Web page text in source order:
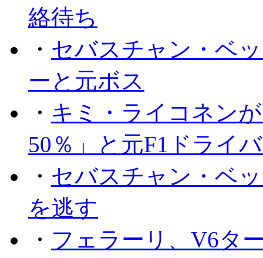
絡待ち
・ セバスチャン・ベ
ーと元ボス
・ キミ・ライコネン
50％」と元F1ドライ
・ セバスチャン・ベ
を逃す
・ フェラーリ、V6タ